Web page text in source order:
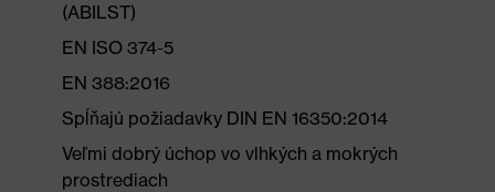
(ABILST)
EN ISO 374-5
EN 388:2016
Spĺňajú požiadavky DIN EN 16350:2014
Veľmi dobrý úchop vo vlhkých a mokrých
prostrediach